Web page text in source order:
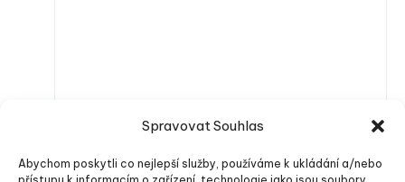
Spravovat Souhlas
Abychom poskytli co nejlepší služby, používáme k ukládání a/nebo